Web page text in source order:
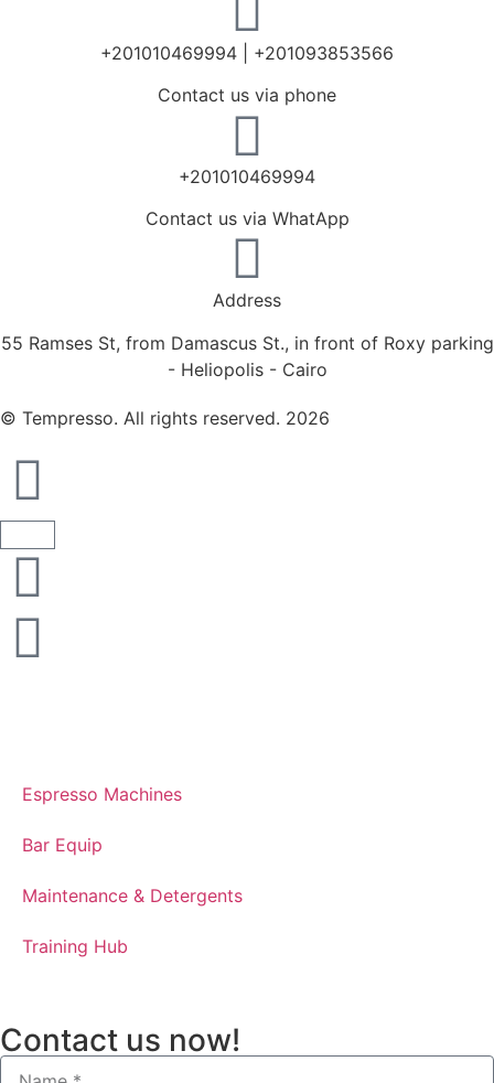
+201010469994 | +201093853566
Contact us via phone
+201010469994
Contact us via WhatApp
Address
55 Ramses St, from Damascus St., in front of Roxy parking
- Heliopolis - Cairo
© Tempresso. All rights reserved. 2026
Espresso Machines​
Bar Equip
Maintenance & Detergents
Training Hub
Contact us now!